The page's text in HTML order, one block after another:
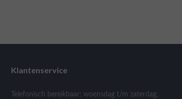
Klantenservice
Telefonisch bereikbaar: woensdag t/m zaterdag,